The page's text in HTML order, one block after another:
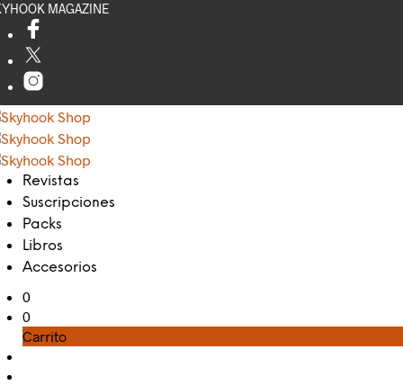
MAGAZINE
Revistas
Suscripciones
Packs
Libros
Accesorios
0
0
Carrito